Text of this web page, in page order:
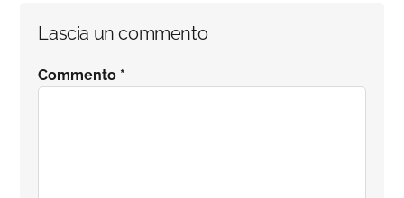
Interazioni
del
Lascia un commento
Commento *